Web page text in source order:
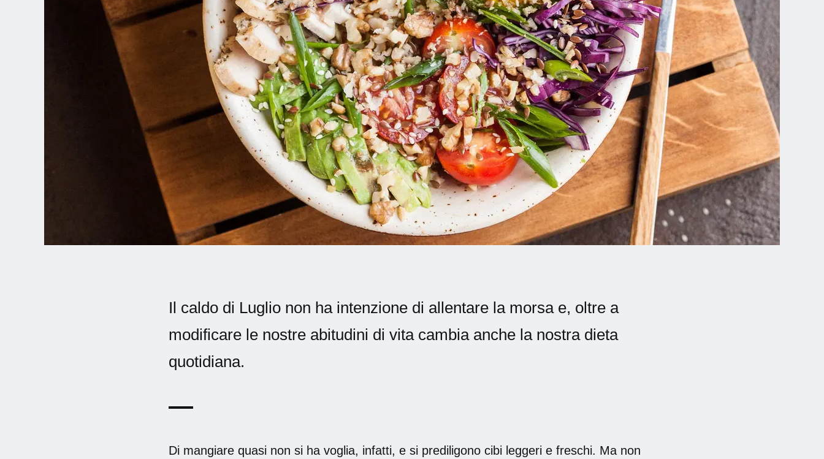
Spanish (Spain)
Spanish (Latin America)
Il caldo di Luglio non ha intenzione di allentare la morsa e, oltre a
modificare le nostre abitudini di vita cambia anche la nostra dieta
quotidiana.
Di mangiare quasi non si ha voglia, infatti, e si prediligono cibi leggeri e freschi. Ma non